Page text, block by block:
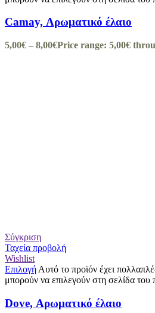
Camay, Αρωματικό έλαιο
5,00€ – 8,00€Price range: 5,00€
Σύγκριση
Ταχεία προβολή
Wishlist
Επιλογή Αυτό το προϊόν έχει
μπορούν να επιλεγούν στη σελίδα του
Dove, Αρωματικό έλαιο